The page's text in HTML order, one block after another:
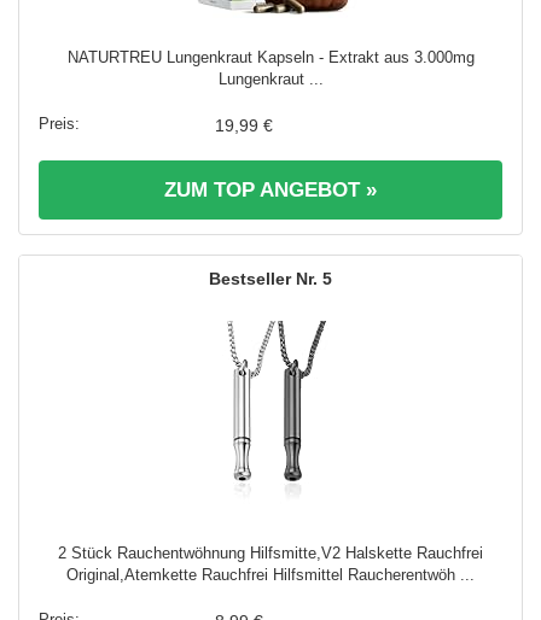
NATURTREU Lungenkraut Kapseln - Extrakt aus 3.000mg
Lungenkraut ...
19,99 €
ZUM TOP ANGEBOT »
5
2 Stück Rauchentwöhnung Hilfsmitte,V2 Halskette Rauchfrei
Original,Atemkette Rauchfrei Hilfsmittel Raucherentwöh ...